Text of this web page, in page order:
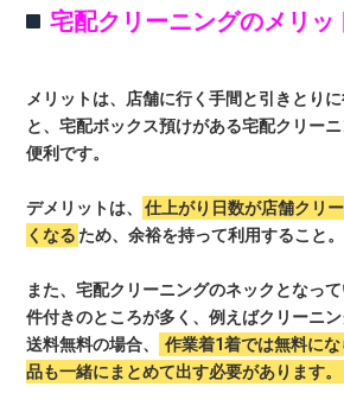
宅配クリーニングのメリッ
メリットは、店舗に行く手間と引きとり
と、宅配ボックス預けがある宅配クリー
便利です。
デメリットは、
仕上がり日数が店舗クリ
くなる ため、余裕を持って利用すること。
また、宅配クリーニングのネックとなっ
件付きのところが多く、例えばクリーニ
送料無料の場合、
作業着1着では無料に
品も一緒にまとめて出す必要があります。